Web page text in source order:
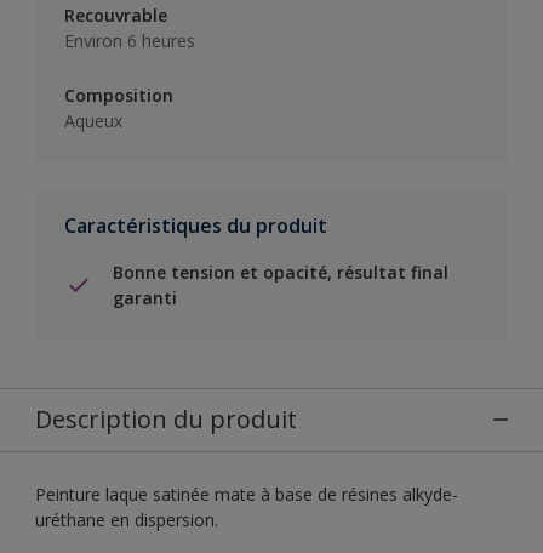
Recouvrable
Environ 6 heures
Composition
Aqueux
Caractéristiques du produit
Bonne tension et opacité, résultat final
garanti
Description du produit
Peinture laque satinée mate à base de résines alkyde-
uréthane en dispersion.